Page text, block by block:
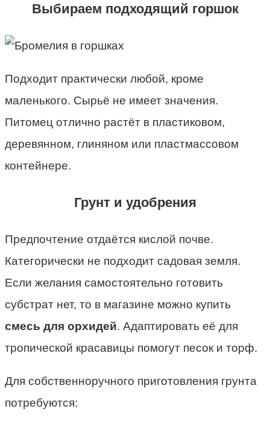
Выбираем подходящий горшок
Подходит практически любой, кроме
маленького. Сырьё не имеет значения.
Питомец отлично растёт в пластиковом,
деревянном, глиняном или пластмассовом
контейнере.
Грунт и удобрения
Предпочтение отдаётся кислой почве.
Категорически не подходит садовая земля.
Если желания самостоятельно готовить
субстрат нет, то в магазине можно купить
смесь для орхидей. Адаптировать её для
тропической красавицы помогут песок и торф.
Для собственноручного приготовления грунта
потребуются: